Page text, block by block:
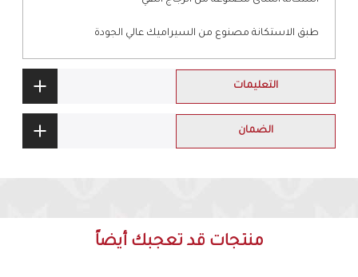
طبق الاستكانة مصنوع من السيراميك عالي الجودة
التعليمات
الضمان
منتجات قد تعجبك أيضاً